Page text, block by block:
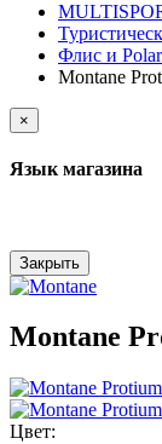
Флис и
Montane
×
Язык магазина
Закрыть
Montane
Цвет: